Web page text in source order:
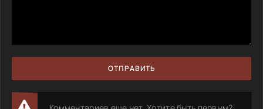
ОТПРАВИТЬ